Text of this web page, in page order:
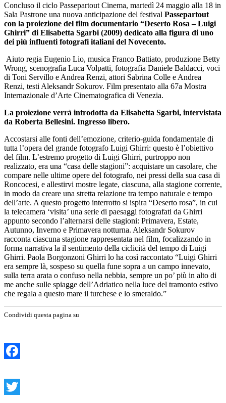
Concluso il ciclo Passepartout Cinema, martedì 24 maggio alla 18 in
Sala Pastrone una nuova anticipazione del festival Passepartout
con la proiezione del film documentario “Deserto Rosa – Luigi
Ghirri” di Elisabetta Sgarbi (2009) dedicato alla figura di uno
dei più influenti fotografi italiani del Novecento.
Aiuto regia Eugenio Lio, musica Franco Battiato, produzione Betty
Wrong, scenografia Luca Volpatti, fotografia Daniele Baldacci, voci
di Toni Servillo e Andrea Renzi, attori Sabrina Colle e Andrea
Renzi, testi Aleksandr Sokurov. Film presentato alla 67a Mostra
Internazionale d’Arte Cinematografica di Venezia.
La proiezione verrà introdotta da Elisabetta Sgarbi, intervistata
da Roberta Bellesini. Ingresso libero.
Accostarsi alle fonti dell’emozione, criterio-guida fondamentale di
tutta l’opera del grande fotografo Luigi Ghirri: questo è l’obiettivo
del film. L’estremo progetto di Luigi Ghirri, purtroppo non
realizzato, era una “casa delle stagioni”: acquistare un casolare, che
compare nelle ultime opere del fotografo, nei pressi della sua casa di
Roncocesi, e allestirvi mostre legate, ciascuna, alla stagione corrente,
in modo da creare una stretta relazione tra tempo naturale e tempo
dell’arte. A questo progetto interrotto si ispira “Deserto rosa”, in cui
la telecamera ‘visita’ una serie di paesaggi fotografati da Ghirri
appunto secondo l’alternarsi delle stagioni: Primavera, Estate,
Autunno, Inverno e Primavera notturna. Aleksandr Sokurov
racconta ciascuna stagione rappresentata nel film, focalizzando in
forma narrativa la il sentimento della ciclicità del tempo di Luigi
Ghirri. Paola Borgonzoni Ghirri lo ha così raccontato “Luigi Ghirri
era sempre là, sospeso su quella fune sopra a un campo innevato,
sulla terra arata o confuso nella nebbia, sempre un po’ più in alto di
me anche sulle spiagge dell’Adriatico nella luce del tramonto estivo
che regala a questo mare il turchese e lo smeraldo.”
Condividi questa pagina su